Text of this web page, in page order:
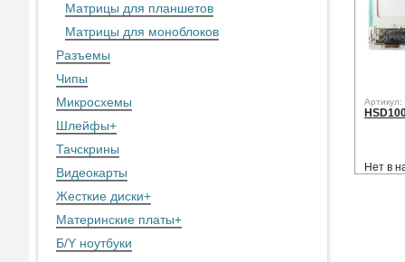
Матрицы для планшетов
Матрицы для моноблоков
Разъемы
Чипы
Микросхемы
Шлейфы+
Тачскрины
Видеокарты
Жесткие диски+
Материнские платы+
Б/Y ноутбуки
Артикул:
Нет в